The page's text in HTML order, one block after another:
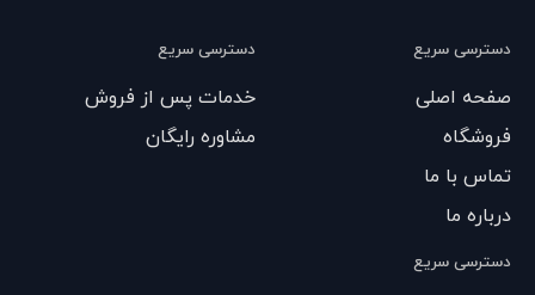
دسترسی سریع
صفحه اصلی
فروشگاه
تماس با ما
درباره ما
دسترسی سریع
خدمات پس از فروش
مشاوره رایگان
دسترسی سریع